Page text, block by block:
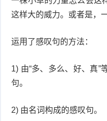
这样大的威力。或者是，
运用了感叹句的方法：
1) 由“多、多么、好、真”
句。
2) 由名词构成的感叹句。